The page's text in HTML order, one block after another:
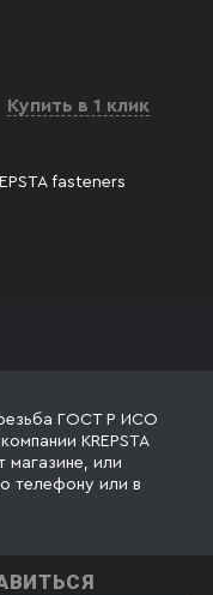
Купить в 1 клик
fasteners
резьба ГОСТ Р ИСО
KREPSTA
магазине, или
телефону или в